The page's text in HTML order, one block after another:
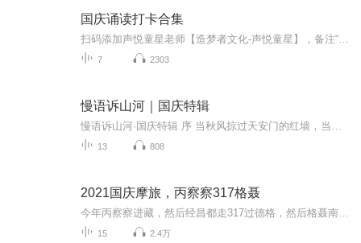
国庆诵读打卡合集
7 2303
慢语诉山河｜国庆特辑
13 808
2021国庆摩旅，丙察察317格聂
15 2.4万